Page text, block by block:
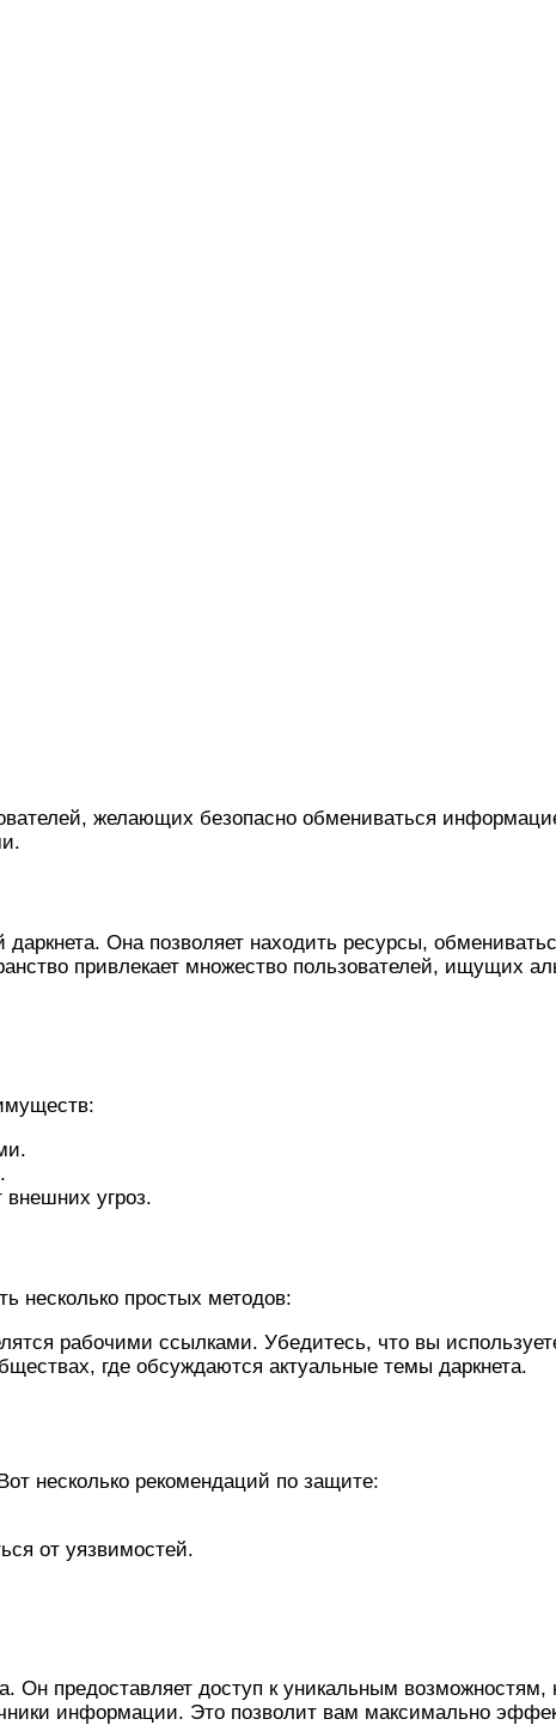
желающих безопасно обмениваться
Она позволяет находить ресурсы,
привлекает множество пользователей, ищущих
угроз.
несколько простых методов:
рабочими ссылками. Убедитесь, что вы
где обсуждаются актуальные темы даркнета.
несколько рекомендаций по защите:
от уязвимостей.
предоставляет доступ к уникальным возможностям,
информации. Это позволит вам максимально